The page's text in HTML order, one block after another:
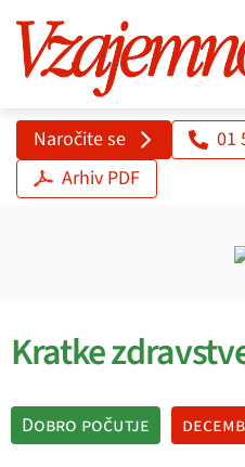
Naročite se
01
Arhiv PDF
Kratke
Dobro počutje